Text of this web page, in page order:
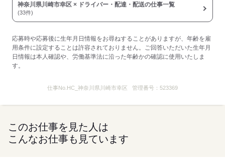
・確定申告支援あり
・積立制度あり
…会社が一部費用負担し、
満期時にボーナスとして支給！
※退職時に全額返金。
【働き方サポート】
…グループ会社によるメンテナンス付
・車、バイク通勤OK
・独立支援制度あり
神奈川県川崎市幸区 × ドライバー・配達・配送の仕事一覧
(33件)
応募時や応募後に生年月日情報をお尋ねすることがありますが、年齢を雇
用条件に設定することは許容されておりません。ご回答いただいた生年月
日情報は本人確認や、労働基準法に沿った年齢かの確認に使用いたしま
す。
仕事No. HC_神奈川県川崎市幸区 管理番号：523369
このお仕事を見た人は
こんなお仕事も見ています